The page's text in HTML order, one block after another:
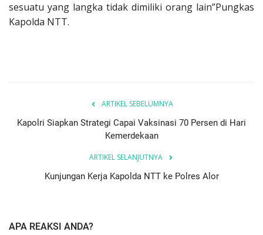
sesuatu yang langka tidak dimiliki orang lain”Pungkas
Kapolda NTT.
ARTIKEL SEBELUMNYA
Kapolri Siapkan Strategi Capai Vaksinasi 70 Persen di Hari
Kemerdekaan
ARTIKEL SELANJUTNYA
Kunjungan Kerja Kapolda NTT ke Polres Alor
APA REAKSI ANDA?